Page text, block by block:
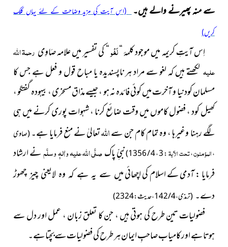
سے منہ پھیرنے والے ہیں۔ (اس آیت کی مزید وضاحت کے لئے یہاں کلک
کریں)
اِس آیتِ کریمہ میں موجود کلمۂ “لَغْو“ کی تفسیر میں علامہ صَاوِی رحمۃ اللہ
علیہ لکھتے ہیں کہ لغو سے مراد ہر ناپسندیدہ یا مباح قول و فعل ہے جس کا
مسلمان کودنیا و آخرت میں کوئی فائدہ نہ ہو ، جیسے مذاق مسخری ، بیہودہ گفتگو ،
کھیل کود ، فضول کاموں میں وقت ضائع کرنا ، شہوات پوری کرنے میں ہی
لگے رہنا وغیرہا ، وہ تمام کام جن سےاللہتعالیٰ نے منع فرمایا ہے۔(صاوی
،المؤمنون،تحت الآیۃ: 3 ، 4 / 1356) نبیِّ پاکصلَّی اللہ علیہ واٰلہٖ وسلَّمنے ارشاد
فرمایا : آدمی کے اسلام کی اچھائیمیں سے یہ ہے کہ وہ لایعنی چیز چھوڑ
دے۔(ترمذی ، 4 / 142 ، حدیث : 2324)
فضولیات تین طرح کی ہوتی ہیں ، جن کا تعلق زبان ، عمل اور دل سے
ہوتا ہے اور کامیاب صاحبِ ایمان ہر طرح کی فضولیات سےبچتا ہے۔